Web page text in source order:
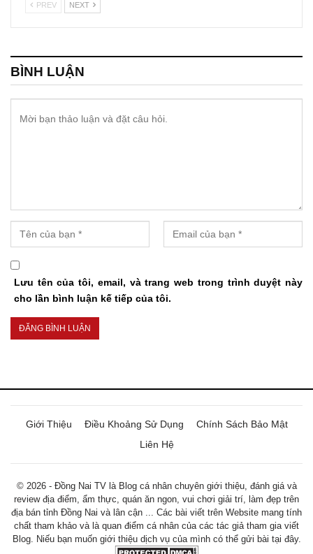
PREV NEXT
BÌNH LUẬN
Lưu tên của tôi, email, và trang web trong trình duyệt này
cho lần bình luận kế tiếp của tôi.
Giới Thiệu Điều Khoảng Sử Dụng
Chính Sách Bảo Mật
Liên Hệ
© 2026 - Đồng Nai TV là Blog cá nhân chuyên giới thiệu, đánh giá và
review địa điểm, ẩm thực, quán ăn ngon, vui chơi giải trí, làm đẹp trên
địa bán tỉnh Đồng Nai và lân cận ... Các bài viết trên Website mang tính
chất tham khảo và là quan điểm cá nhân của các tác giả tham gia viết
Blog. Niếu bạn muốn giới thiệu dịch vụ của mình có thể gửi bài tại đây.